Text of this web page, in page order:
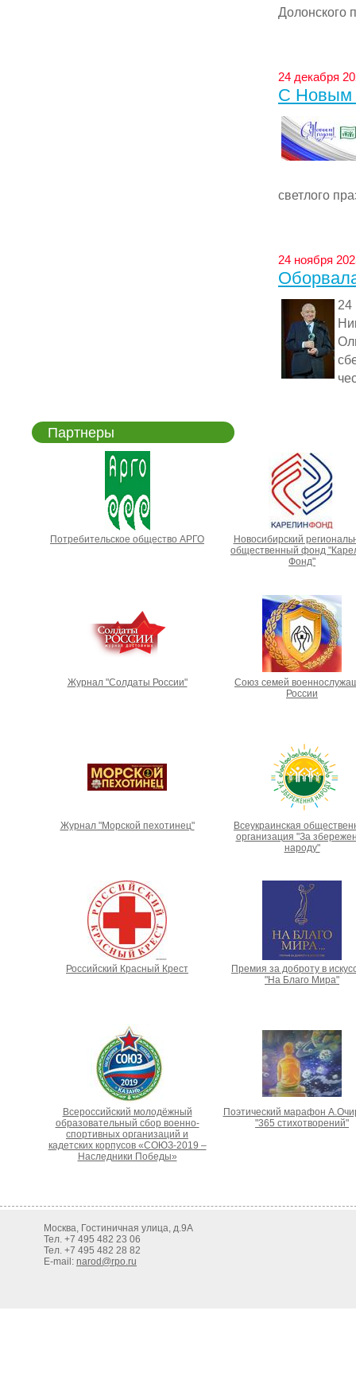
Долонского
24 декабря
С Новым
светлого
24 ноября
Партнеры
Потребительское общество АРГО
Новосибирский
общественный фонд
Фонд"
Журнал "Солдаты России"
Союз семей
России
Журнал "Морской пехотинец"
Всеукраинская
организация "За
народу"
Российский Красный Крест
Премия за доброту в
"На Благо Мира"
Всероссийский молодёжный
образовательный сбор военно-
спортивных организаций и
кадетских корпусов «СОЮЗ-2019 –
Наследники Победы»
Поэтический марафон
"365 стихотворений"
Москва, Гостиничная улица, д.9А
Тел. +7 495 482 23 06
Тел. +7 495 482 28 82
E-mail: narod@rpo.ru